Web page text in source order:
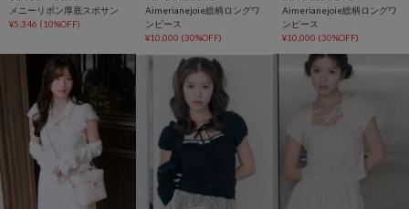
メニーリボン厚底スポサン
¥5,346 (10%OFF)
Aimerianejoie総柄ロングワ
ンピース
¥10,000 (30%OFF)
Aimerianejoie総柄ロングワ
ンピース
¥10,000 (30%OFF)